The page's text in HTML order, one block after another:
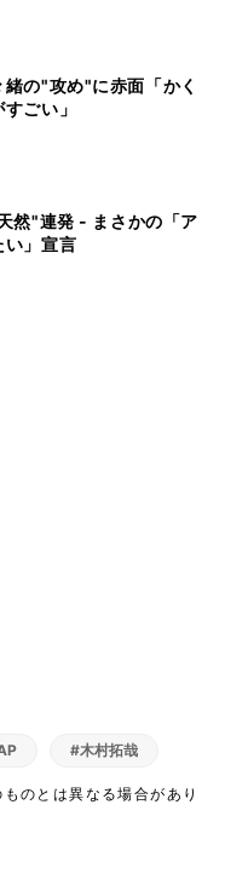
の"攻め"に赤面「かく
ごい」
然"連発 - まさかの「ア
い」宣言
#木村拓哉
のとは異なる場合があり